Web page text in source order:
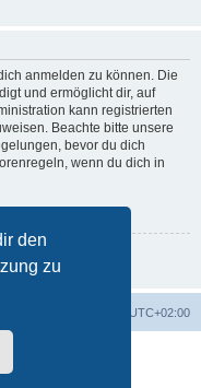
den
zu
anmelden zu können. Die
und ermöglicht dir, auf
kann registrierten
Beachte bitte unsere
bevor du dich
wenn du dich in
UTC+02:00
© phpBB Limited
phpBB.de